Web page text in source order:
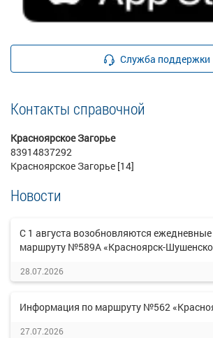
Служба поддержки
Контакты справочной
Красноярское Загорье
83914837292
Красноярское Загорье [14]
Новости
С 1 августа возобновляются
маршруту №589А «Красноярск-
28.07.2026
Информация по маршруту №562
27.07.2026